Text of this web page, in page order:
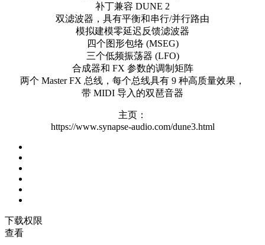
补丁兼容 DUNE 2
双滤波器，具有平衡和串行/并行路由
模拟建模零延迟反馈滤波器
四个图形包络 (MSEG)
三个低频振荡器 (LFO)
合成器和 FX 参数的调制矩阵
两个 Master FX 总线，每个总线具有 9 种高质量效果，
带 MIDI 导入的双琶音器
主页：
https://www.synapse-audio.com/dune3.html
下载权限
查看